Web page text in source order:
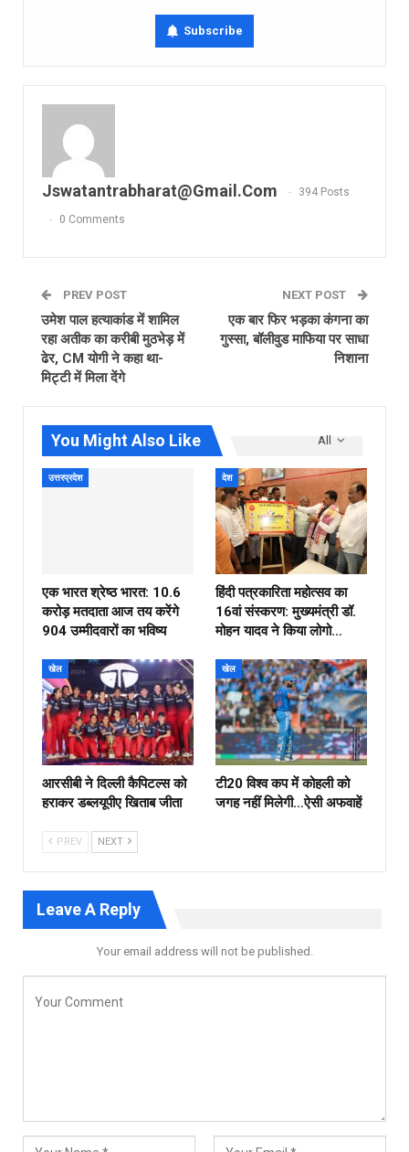
Subscribe
Jswatantrabharat@gmail.com 394 Posts
0 Comments
PREV POST
उमेश पाल हत्याकांड में शामिल
रहा अतीक का करीबी मुठभेड़ में
ढेर, CM योगी ने कहा था-
मिट्टी में मिला देंगे
NEXT POST
एक बार फिर भड़का कंगना का
गुस्सा, बॉलीवुड माफिया पर साधा
निशाना
All
You Might Also Like
उत्तरप्रदेश
एक भारत श्रेष्ठ भारत: 10.6
करोड़ मतदाता आज तय करेंगे
904 उम्मीदवारों का भविष्य
देश
हिंदी पत्रकारिता महोत्सव का
16वां संस्करण: मुख्यमंत्री डॉ.
मोहन यादव ने किया लोगो…
खेल
आरसीबी ने दिल्ली कैपिटल्स को
हराकर डब्लयूपीए खिताब जीता
खेल
टी20 विश्व कप में कोहली को
जगह नहीं मिलेगी…ऐसी अफवाहें
PREV NEXT
Leave A Reply
Your email address will not be published.